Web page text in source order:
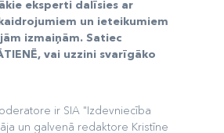
eksperti dalīsies ar
un ieteikumiem
izmaiņām. Satiec
vai uzzini svarīgāko
ir SIA "Izdevniecība
un galvenā redaktore Kristīne